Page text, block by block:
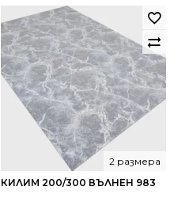
was:
521.52 €
/
1,020.00
лв..
313.00 €
/
612.17
лв..
КИЛИМ 200/300 ВЪЛНЕН 983
2 размера